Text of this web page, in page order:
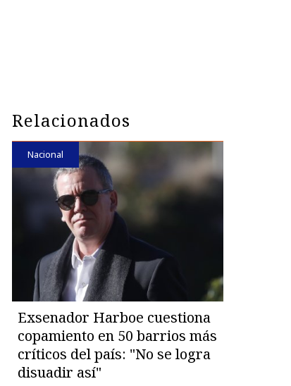
Relacionados
Nacional
Exsenador Harboe cuestiona
copamiento en 50 barrios más
críticos del país: "No se logra
disuadir así"